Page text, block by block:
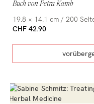
Buch von Petra Kamb
19.8 × 14.1 cm / 200
CHF 42.90